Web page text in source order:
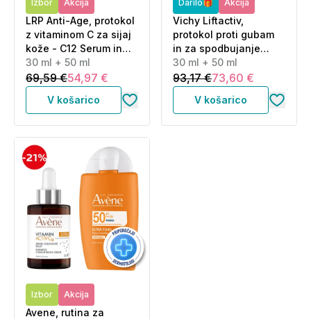
Izbor Akcija
LRP Anti-Age, protokol
z vitaminom C za sijaj
kože - C12 Serum in
UVMune Fluid - ZF50+
(30 ml + 50 ml)
30 ml + 50 ml
69,59 €54,97 €
V košarico
Darilo🎁 Akcija
Vichy Liftactiv,
protokol proti gubam
in za spodbujanje
proizvodnje kolagena
(30 ml + 50 ml)
30 ml + 50 ml
93,17 €73,60 €
V košarico
Izbor Akcija
Avene, rutina za